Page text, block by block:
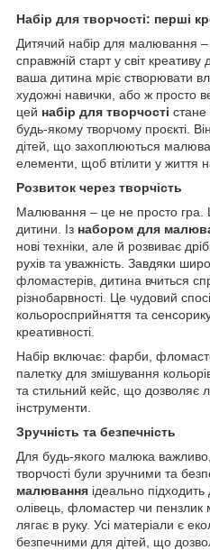
Набір для творчості: перші
Дитячий набір для малювання
справжній старт у світ
ваша дитина мріє створювати
художні навички, або ж просто
цей набір для творчості стане
будь-якому творчому проєкті.
дітей, що захоплюються
елементи, щоб втілити у життя
Розвиток через творчість
Малювання – це не просто гра.
дитини. Із набором для
нові техніки, але й розвиває
рухів та уважність. Завдяки
фломастерів, дитина вчиться
різнобарвності. Це чудовий
кольоросприйняття та
креативності.
Набір включає: фарби,
палетку для змішування
та стильний кейс, що дозволяє
інструменти.
Зручність та безпечність
Для будь-якого малюка
творчості були зручними та
малювання ідеально
олівець, фломастер чи пензлик
лягає в руку. Усі матеріали є
безпечними для дітей, що